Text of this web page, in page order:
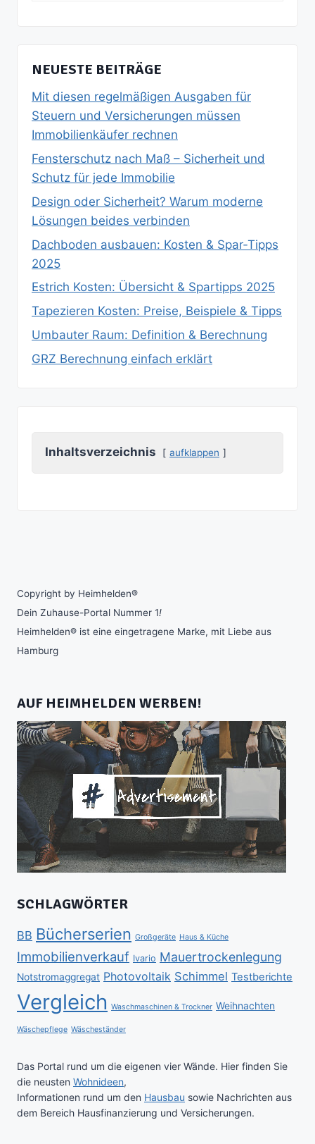
NEUESTE BEITRÄGE
Mit diesen regelmäßigen Ausgaben für
Steuern und Versicherungen müssen
Immobilienkäufer rechnen
Fensterschutz nach Maß – Sicherheit und
Schutz für jede Immobilie
Design oder Sicherheit? Warum moderne
Lösungen beides verbinden
Dachboden ausbauen: Kosten & Spar‑Tipps
2025
Estrich Kosten: Übersicht & Spartipps 2025
Tapezieren Kosten: Preise, Beispiele & Tipps
Umbauter Raum: Definition & Berechnung
GRZ Berechnung einfach erklärt
Inhaltsverzeichnis aufklappen
Copyright by Heimhelden®
Dein Zuhause-Portal Nummer 1!
Heimhelden® ist eine eingetragene Marke, mit Liebe aus
Hamburg
AUF HEIMHELDEN WERBEN!
SCHLAGWÖRTER
BB Bücherserien Großgeräte Haus & Küche
Immobilienverkauf Ivario Mauertrockenlegung
Notstromaggregat Photovoltaik Schimmel Testberichte
Vergleich Waschmaschinen & Trockner Weihnachten
Wäschepflege Wäscheständer
Das Portal rund um die eigenen vier Wände. Hier finden Sie
die neusten Wohnideen,
Informationen rund um den Hausbau sowie Nachrichten aus
dem Bereich Hausfinanzierung und Versicherungen.